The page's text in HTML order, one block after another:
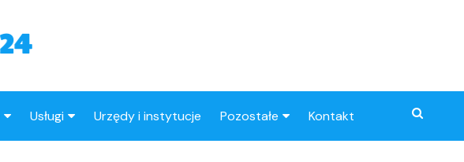
Usługi Urzędy i instytucje Pozostałe Kontakt